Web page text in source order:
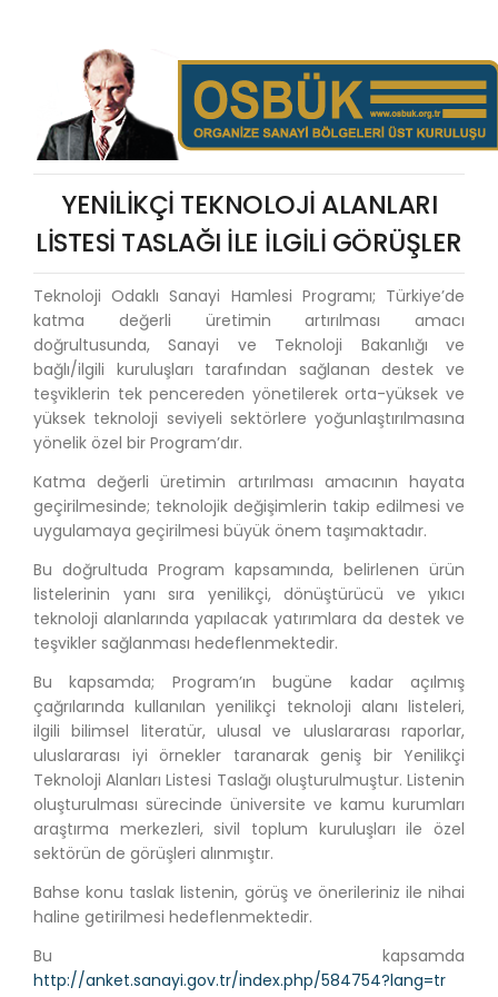
YENİLİKÇİ TEKNOLOJİ ALANLARI
LİSTESİ TASLAĞI İLE İLGİLİ GÖRÜŞLER
Teknoloji Odaklı Sanayi Hamlesi Programı; Türkiye’de
katma değerli üretimin artırılması amacı
doğrultusunda, Sanayi ve Teknoloji Bakanlığı ve
bağlı/ilgili kuruluşları tarafından sağlanan destek ve
teşviklerin tek pencereden yönetilerek orta-yüksek ve
yüksek teknoloji seviyeli sektörlere yoğunlaştırılmasına
yönelik özel bir Program’dır.
Katma değerli üretimin artırılması amacının hayata
geçirilmesinde; teknolojik değişimlerin takip edilmesi ve
uygulamaya geçirilmesi büyük önem taşımaktadır.
Bu doğrultuda Program kapsamında, belirlenen ürün
listelerinin yanı sıra yenilikçi, dönüştürücü ve yıkıcı
teknoloji alanlarında yapılacak yatırımlara da destek ve
teşvikler sağlanması hedeflenmektedir.
Bu kapsamda; Program’ın bugüne kadar açılmış
çağrılarında kullanılan yenilikçi teknoloji alanı listeleri,
ilgili bilimsel literatür, ulusal ve uluslararası raporlar,
uluslararası iyi örnekler taranarak geniş bir Yenilikçi
Teknoloji Alanları Listesi Taslağı oluşturulmuştur. Listenin
oluşturulması sürecinde üniversite ve kamu kurumları
araştırma merkezleri, sivil toplum kuruluşları ile özel
sektörün de görüşleri alınmıştır.
Bahse konu taslak listenin, görüş ve önerileriniz ile nihai
haline getirilmesi hedeflenmektedir.
Bu kapsamda
http://anket.sanayi.gov.tr/index.php/584754?lang=tr